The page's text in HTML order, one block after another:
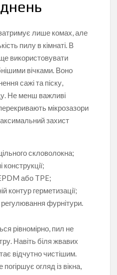
лише комах, але
пилу в кімнаті. В
використовувати
вічками. Воно
сажі та піску,
Не менш важливі
мікрозазори
захист
скловолокна;
конструкції;
або TPE;
контур герметизації;
фурнітури.
рівномірно, пил не
Навіть біля жвавих
відчутно чистішим.
огляд із вікна,